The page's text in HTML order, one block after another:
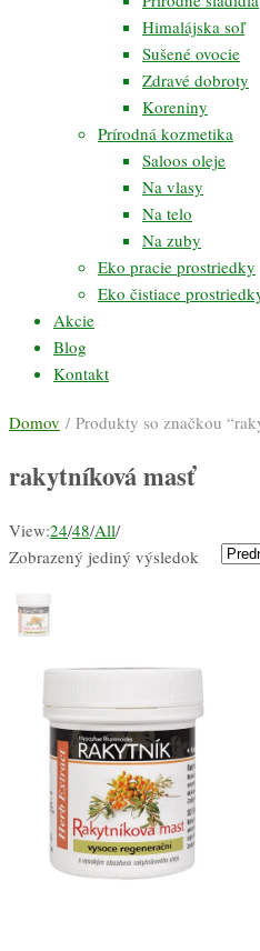
Himalájska soľ
Sušené ovocie
Zdravé dobroty
Koreniny
Prírodná kozmetika
Saloos oleje
Na vlasy
Na telo
Na zuby
Eko pracie prostriedky
Eko čistiace
Akcie
Blog
Kontakt
Domov / Produkty so značkou
rakytníková masť
View:24/48/All/
Zobrazený jediný výsledok